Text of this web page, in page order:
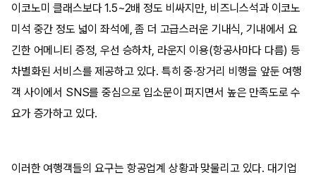
이코노미 클래스보다 1.5~2배 정도 비싸지만, 비즈니스석과 이코노
미석 중간 정도 넓이 좌석에, 좀 더 고급스러운 기내식, 기내에서 요
긴한 어메니티 증정, 우선 승하차, 라운지 이용(항공사마다 다름) 등
차별화된 서비스를 제공하고 있다. 특히 중·장거리 비행을 앞둔 여행
객 사이에서 SNS를 중심으로 입소문이 퍼지면서 높은 만족도로 수
요가 증가하고 있다.
이러한 여행객들의 요구는 항공업계 상황과 맞물리고 있다. 대기업